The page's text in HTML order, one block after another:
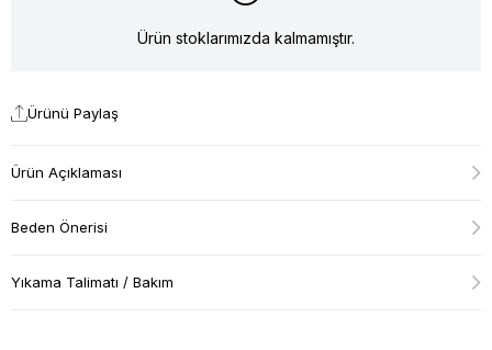
Ürün stoklarımızda kalmamıştır.
Ürünü Paylaş
Ürün Açıklaması
Beden Önerisi
Yıkama Talimatı / Bakım